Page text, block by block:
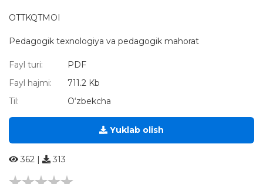
OTTKQTMOI
Pedagogik texnologiya va pedagogik mahorat
Fayl turi:
PDF
Fayl hajmi:
711.2 Kb
Til:
O‘zbekcha
Yuklab olish
362 | 313